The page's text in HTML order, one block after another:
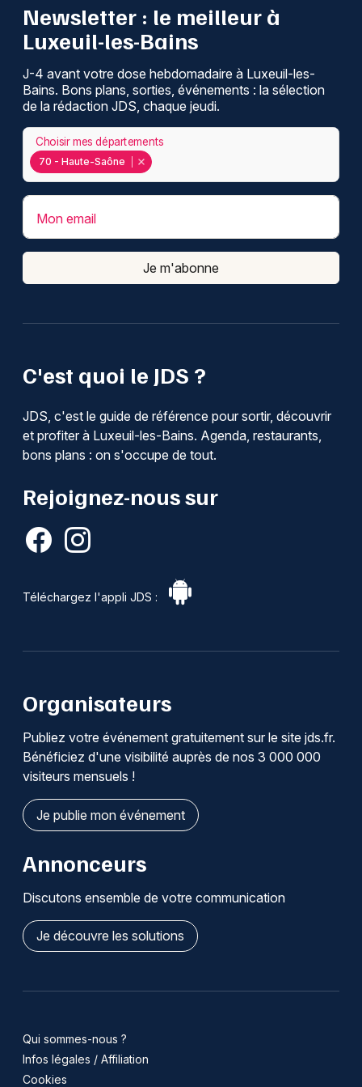
C'est quoi le JDS ?
JDS, c'est le guide de référence pour sortir, découvrir
et profiter à Luxeuil-les-Bains. Agenda, restaurants,
bons plans : on s'occupe de tout.
Rejoignez-nous sur
Téléchargez l'appli JDS :
Newsletter : le meilleur à
Luxeuil-les-Bains
J-4 avant votre dose hebdomadaire à Luxeuil-les-
Bains. Bons plans, sorties, événements : la sélection
de la rédaction JDS, chaque jeudi.
70 - Haute-Saône
Choisir mes départements
Mon email
Je m'abonne
Organisateurs
Publiez votre événement gratuitement sur le site jds.fr.
Bénéficiez d'une visibilité auprès de nos 3 000 000
visiteurs mensuels !
Je publie mon événement
Annonceurs
Discutons ensemble de votre communication
Je découvre les solutions
Qui sommes-nous ?
Infos légales / Affiliation
Cookies